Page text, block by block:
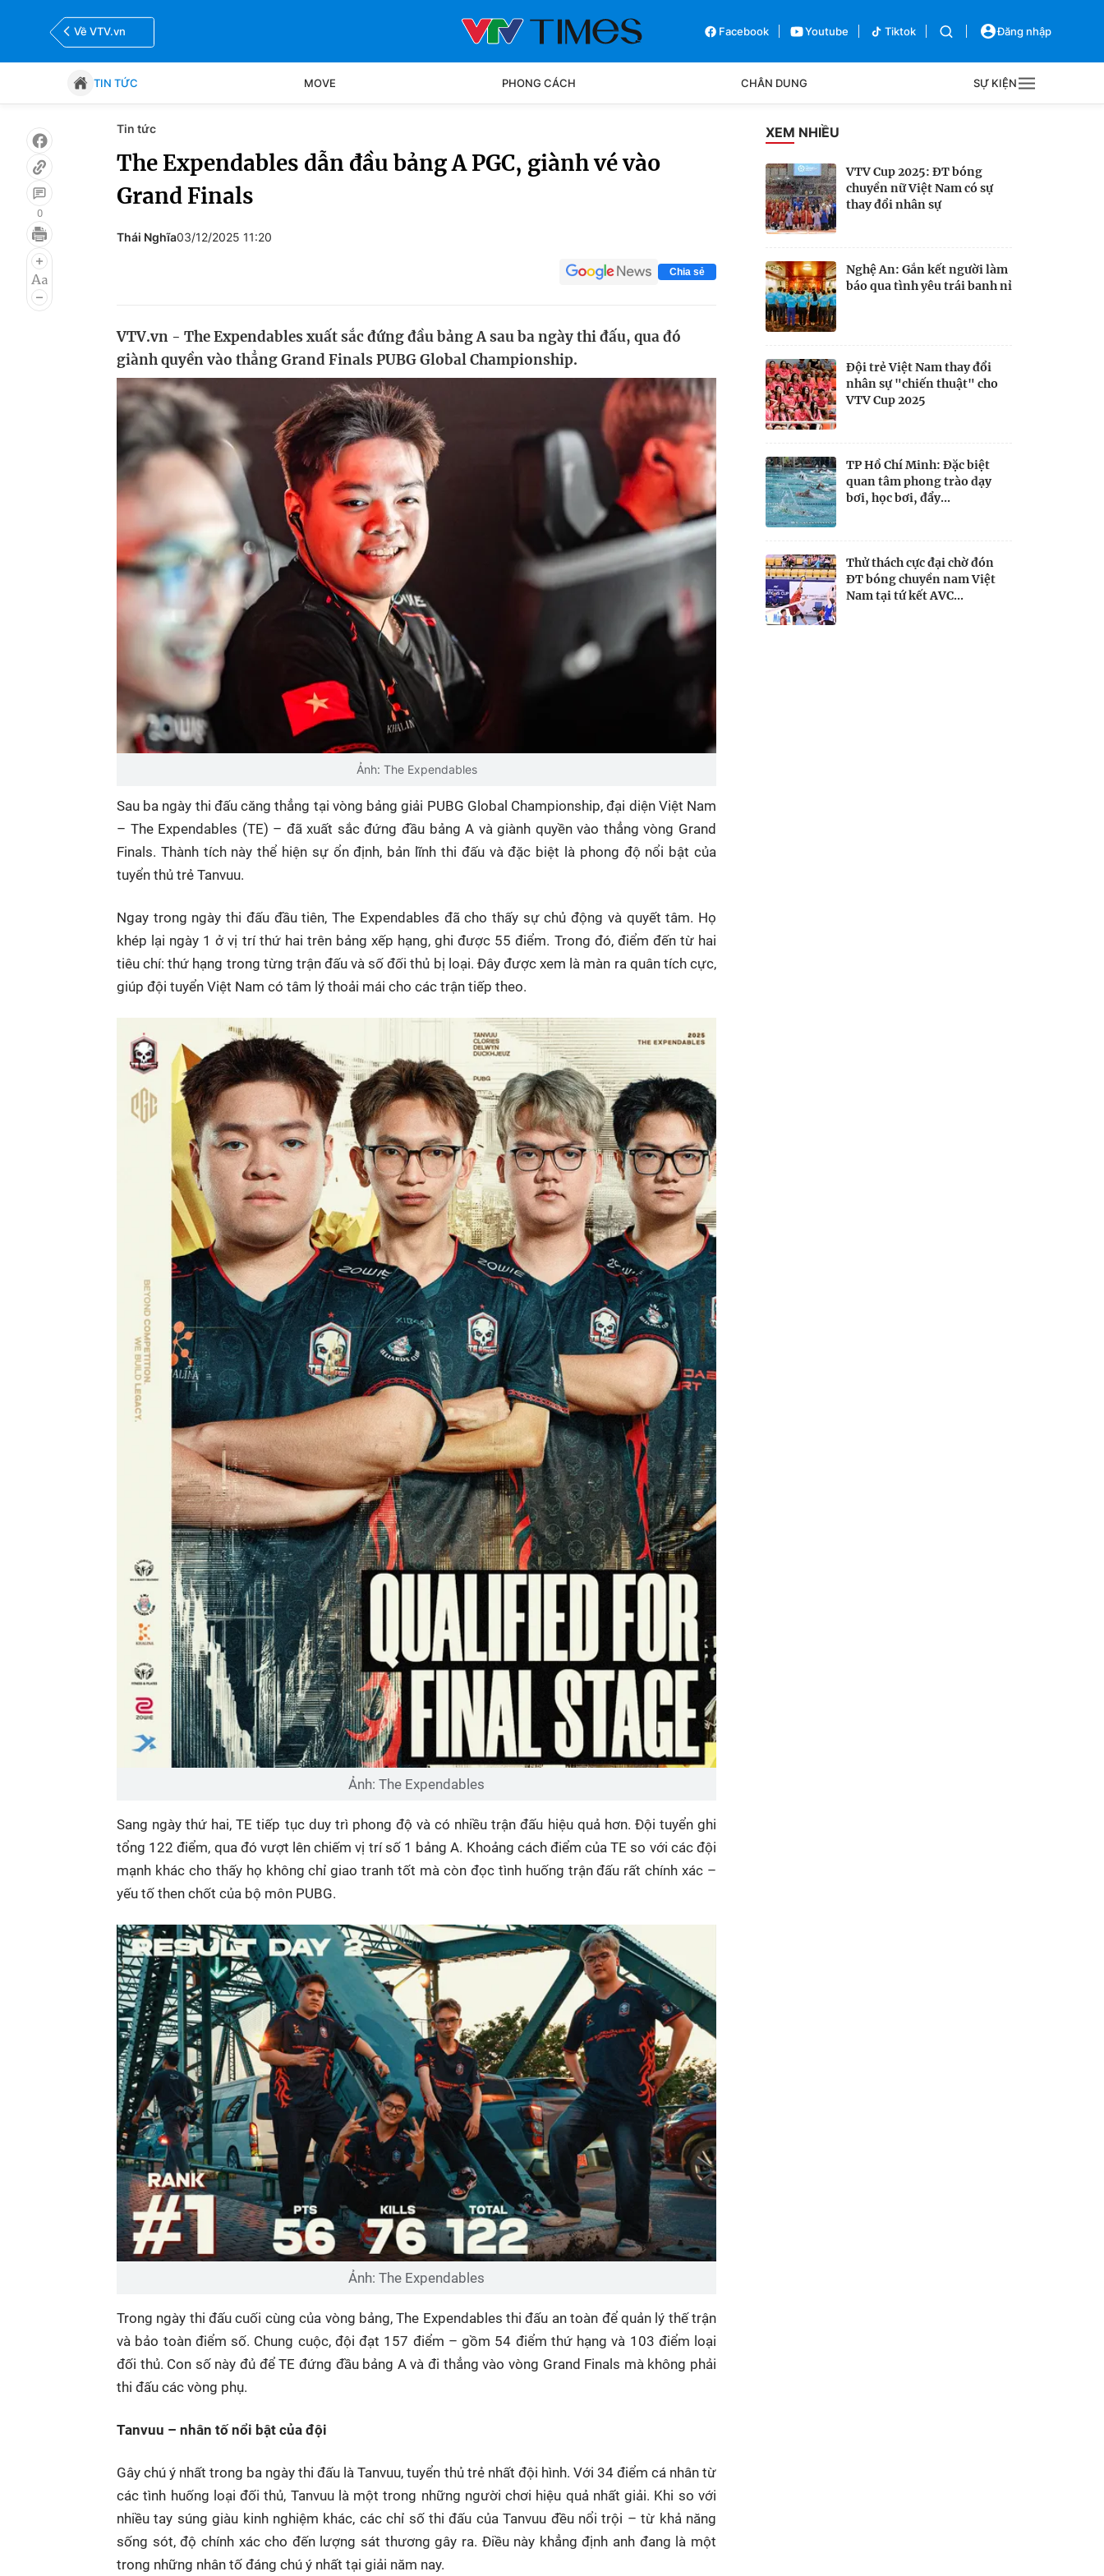
Về VTV.vn Facebook Youtube Tiktok Đăng nhập
TIN TỨC MOVE PHONG CÁCH CHÂN DUNG SỰ KIỆN
Tin tức
Bóng đá Thể thao Điện tử Bên lề
0
Tin tức
The Expendables dẫn đầu bảng A PGC, giành vé vào
Grand Finals
Thái Nghĩa03/12/2025 11:20
Chia sẻ
VTV.vn - The Expendables xuất sắc đứng đầu bảng A sau ba ngày thi đấu, qua đó
giành quyền vào thẳng Grand Finals PUBG Global Championship.
Ảnh: The Expendables
Sau ba ngày thi đấu căng thẳng tại vòng bảng giải PUBG Global Championship, đại diện Việt Nam
– The Expendables (TE) – đã xuất sắc đứng đầu bảng A và giành quyền vào thẳng vòng Grand
Finals. Thành tích này thể hiện sự ổn định, bản lĩnh thi đấu và đặc biệt là phong độ nổi bật của
tuyển thủ trẻ Tanvuu.
Ngay trong ngày thi đấu đầu tiên, The Expendables đã cho thấy sự chủ động và quyết tâm. Họ
khép lại ngày 1 ở vị trí thứ hai trên bảng xếp hạng, ghi được 55 điểm. Trong đó, điểm đến từ hai
tiêu chí: thứ hạng trong từng trận đấu và số đối thủ bị loại. Đây được xem là màn ra quân tích cực,
giúp đội tuyển Việt Nam có tâm lý thoải mái cho các trận tiếp theo.
Ảnh: The Expendables
Sang ngày thứ hai, TE tiếp tục duy trì phong độ và có nhiều trận đấu hiệu quả hơn. Đội tuyển ghi
tổng 122 điểm, qua đó vượt lên chiếm vị trí số 1 bảng A. Khoảng cách điểm của TE so với các đội
mạnh khác cho thấy họ không chỉ giao tranh tốt mà còn đọc tình huống trận đấu rất chính xác –
yếu tố then chốt của bộ môn PUBG.
Ảnh: The Expendables
Trong ngày thi đấu cuối cùng của vòng bảng, The Expendables thi đấu an toàn để quản lý thế trận
và bảo toàn điểm số. Chung cuộc, đội đạt 157 điểm – gồm 54 điểm thứ hạng và 103 điểm loại
đối thủ. Con số này đủ để TE đứng đầu bảng A và đi thẳng vào vòng Grand Finals mà không phải
thi đấu các vòng phụ.
Tanvuu – nhân tố nổi bật của đội
Gây chú ý nhất trong ba ngày thi đấu là Tanvuu, tuyển thủ trẻ nhất đội hình. Với 34 điểm cá nhân từ
các tình huống loại đối thủ, Tanvuu là một trong những người chơi hiệu quả nhất giải. Khi so với
nhiều tay súng giàu kinh nghiệm khác, các chỉ số thi đấu của Tanvuu đều nổi trội – từ khả năng
sống sót, độ chính xác cho đến lượng sát thương gây ra. Điều này khẳng định anh đang là một
trong những nhân tố đáng chú ý nhất tại giải năm nay.
XEM NHIỀU
VTV Cup 2025: ĐT bóng
chuyền nữ Việt Nam có sự
thay đổi nhân sự
Nghệ An: Gắn kết người làm
báo qua tình yêu trái banh nỉ
Đội trẻ Việt Nam thay đổi
nhân sự "chiến thuật" cho
VTV Cup 2025
TP Hồ Chí Minh: Đặc biệt
quan tâm phong trào dạy
bơi, học bơi, đẩy...
Thử thách cực đại chờ đón
ĐT bóng chuyền nam Việt
Nam tại tứ kết AVC...